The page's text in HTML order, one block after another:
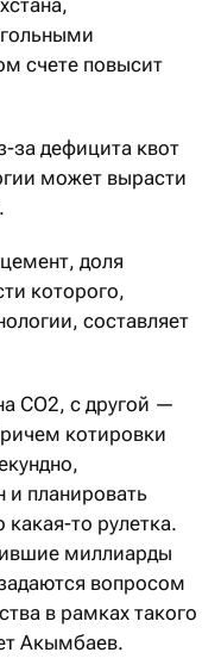
счете повысит
за дефицита квот
может вырасти
доля
которого,
составляет
СО2, с другой —
котировки
и планировать
то рулетка.
миллиарды
вопросом
в рамках такого
Акымбаев.